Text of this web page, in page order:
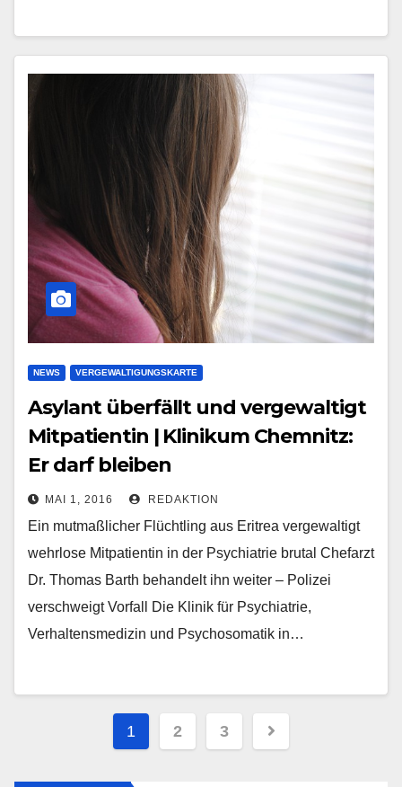
NEWS VERGEWALTIGUNGSKARTE
Asylant überfällt und vergewaltigt
Mitpatientin | Klinikum Chemnitz:
Er darf bleiben
MAI 1, 2016 REDAKTION
Ein mutmaßlicher Flüchtling aus Eritrea vergewaltigt
wehrlose Mitpatientin in der Psychiatrie brutal Chefarzt
Dr. Thomas Barth behandelt ihn weiter – Polizei
verschweigt Vorfall Die Klinik für Psychiatrie,
Verhaltensmedizin und Psychosomatik in…
Beitragsnavigation
1 2 3